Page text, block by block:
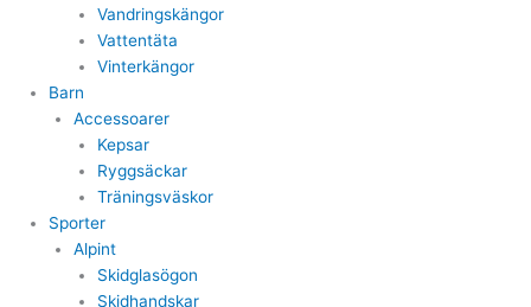
Vandringskängor
Vattentäta
Vinterkängor
Barn
Accessoarer
Kepsar
Ryggsäckar
Träningsväskor
Sporter
Alpint
Skidglasögon
Skidhandskar